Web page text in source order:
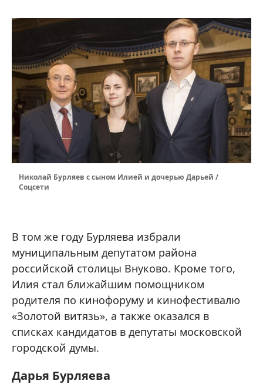
Николай Бурляев с сыном Илией и дочерью Дарьей /
Соцсети
В том же году Бурляева избрали
муниципальным депутатом района
российской столицы Внуково. Кроме того,
Илия стал ближайшим помощником
родителя по кинофоруму и кинофестивалю
«Золотой витязь», а также оказался в
списках кандидатов в депутаты московской
городской думы.
Дарья Бурляева